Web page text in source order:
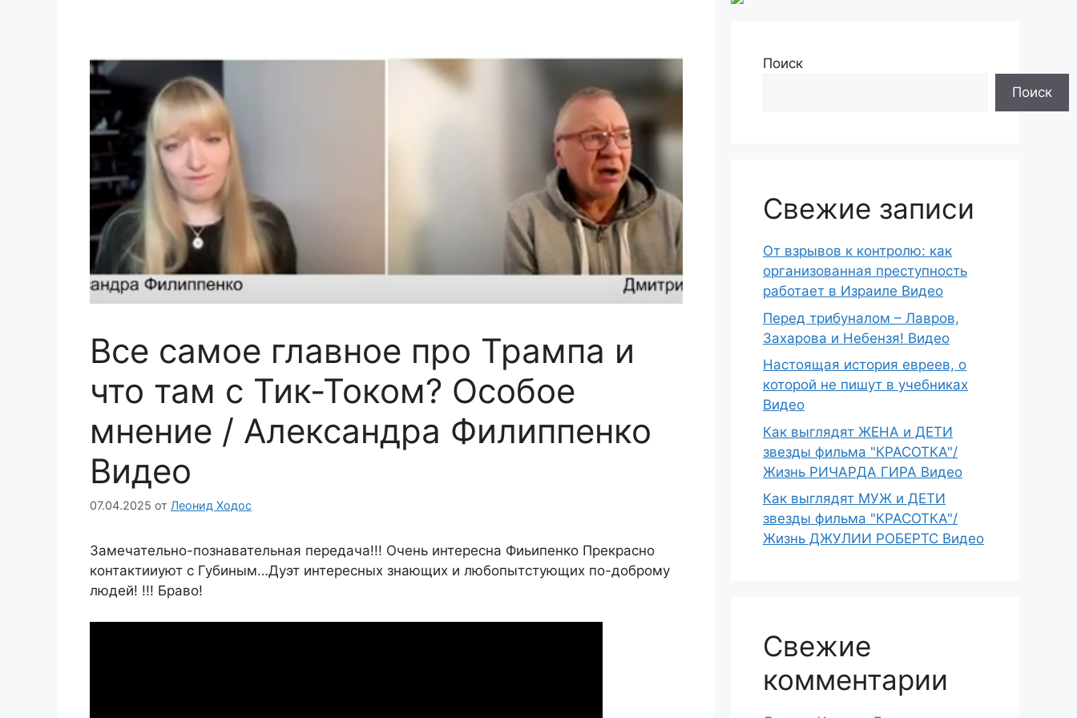
Все самое главное про Трампа и
что там с Тик-Током? Особое
мнение / Александра Филиппенко
Видео
07.04.2025 от Леонид Ходос
Замечательно-познавательная передача!!! Очень интересна Фиьипенко Прекрасно
контактииуют с Губиным…Дуэт интересных знающих и любопытстующих по-доброму
людей! !!! Браво!
Поиск
Поиск
Свежие записи
От взрывов к контролю: как
организованная преступность
работает в Израиле Видео
Перед трибуналом – Лавров,
Захарова и Небензя! Видео
Настоящая история евреев, о
которой не пишут в учебниках
Видео
Как выглядят ЖЕНА и ДЕТИ
звезды фильма "КРАСОТКА"/
Жизнь РИЧАРДА ГИРА Видео
Как выглядят МУЖ и ДЕТИ
звезды фильма "КРАСОТКА"/
Жизнь ДЖУЛИИ РОБЕРТС Видео
Свежие
комментарии